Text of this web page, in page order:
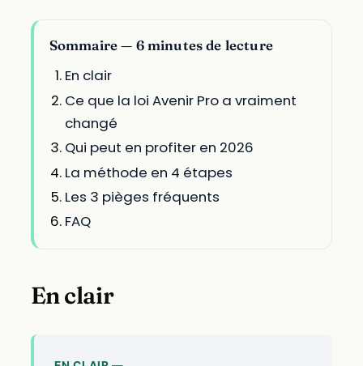
Sommaire — 6 minutes de lecture
En clair
Ce que la loi Avenir Pro a vraiment
changé
Qui peut en profiter en 2026
La méthode en 4 étapes
Les 3 pièges fréquents
FAQ
En clair